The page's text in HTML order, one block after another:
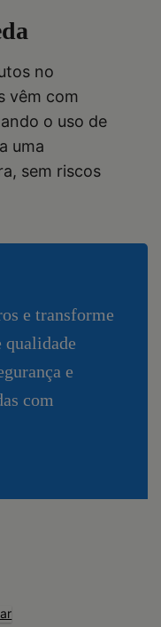
no
vêm com
o uso de
uma
sem riscos
e transforme
qualidade
e
com